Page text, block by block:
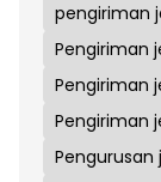
pengiriman
Pengiriman
Pengiriman
Pengiriman
Pengurusan